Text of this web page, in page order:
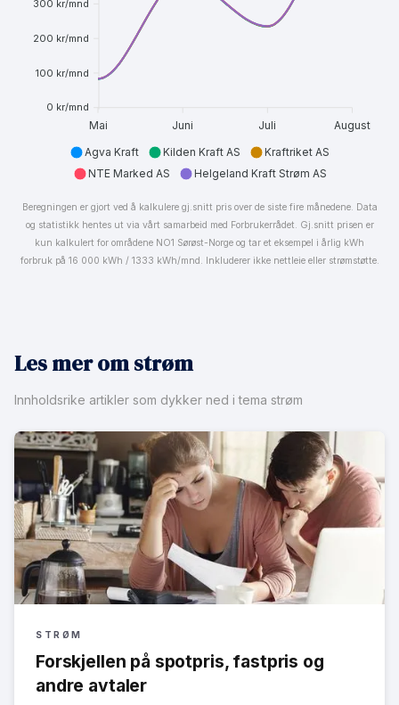
300 kr/mnd
200 kr/mnd
100 kr/mnd
0 kr/mnd
Mai Juni Juli August
Agva Kraft Kilden Kraft AS
Kraftriket AS
NTE Marked AS
Helgeland Kraft Strøm AS
Beregningen er gjort ved å kalkulere gj.snitt pris over de siste fire månedene. Data
og statistikk hentes ut via vårt samarbeid med Forbrukerrådet. Gj.snitt prisen er
kun kalkulert for områdene NO1 Sørøst-Norge og tar et eksempel i årlig kWh
forbruk på 16 000 kWh / 1333 kWh/mnd. Inkluderer ikke nettleie eller strømstøtte.
Les mer om strøm
Innholdsrike artikler som dykker ned i tema strøm
STRØM
Forskjellen på spotpris, fastpris og
andre avtaler